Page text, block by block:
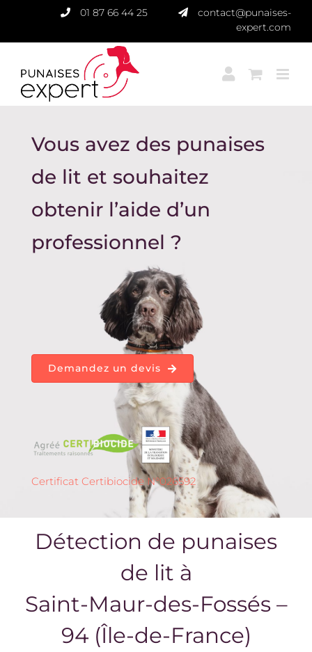
contenu
01 87 66 44 25
contact@punaises-
expert.com
Vous avez des punaises
de lit et souhaitez
obtenir l’aide d’un
professionnel ?
Demandez un devis
Certificat Certibiocide N°026592
Détection de punaises
de lit à
Saint-Maur-des-Fossés –
94 (Île-de-France)